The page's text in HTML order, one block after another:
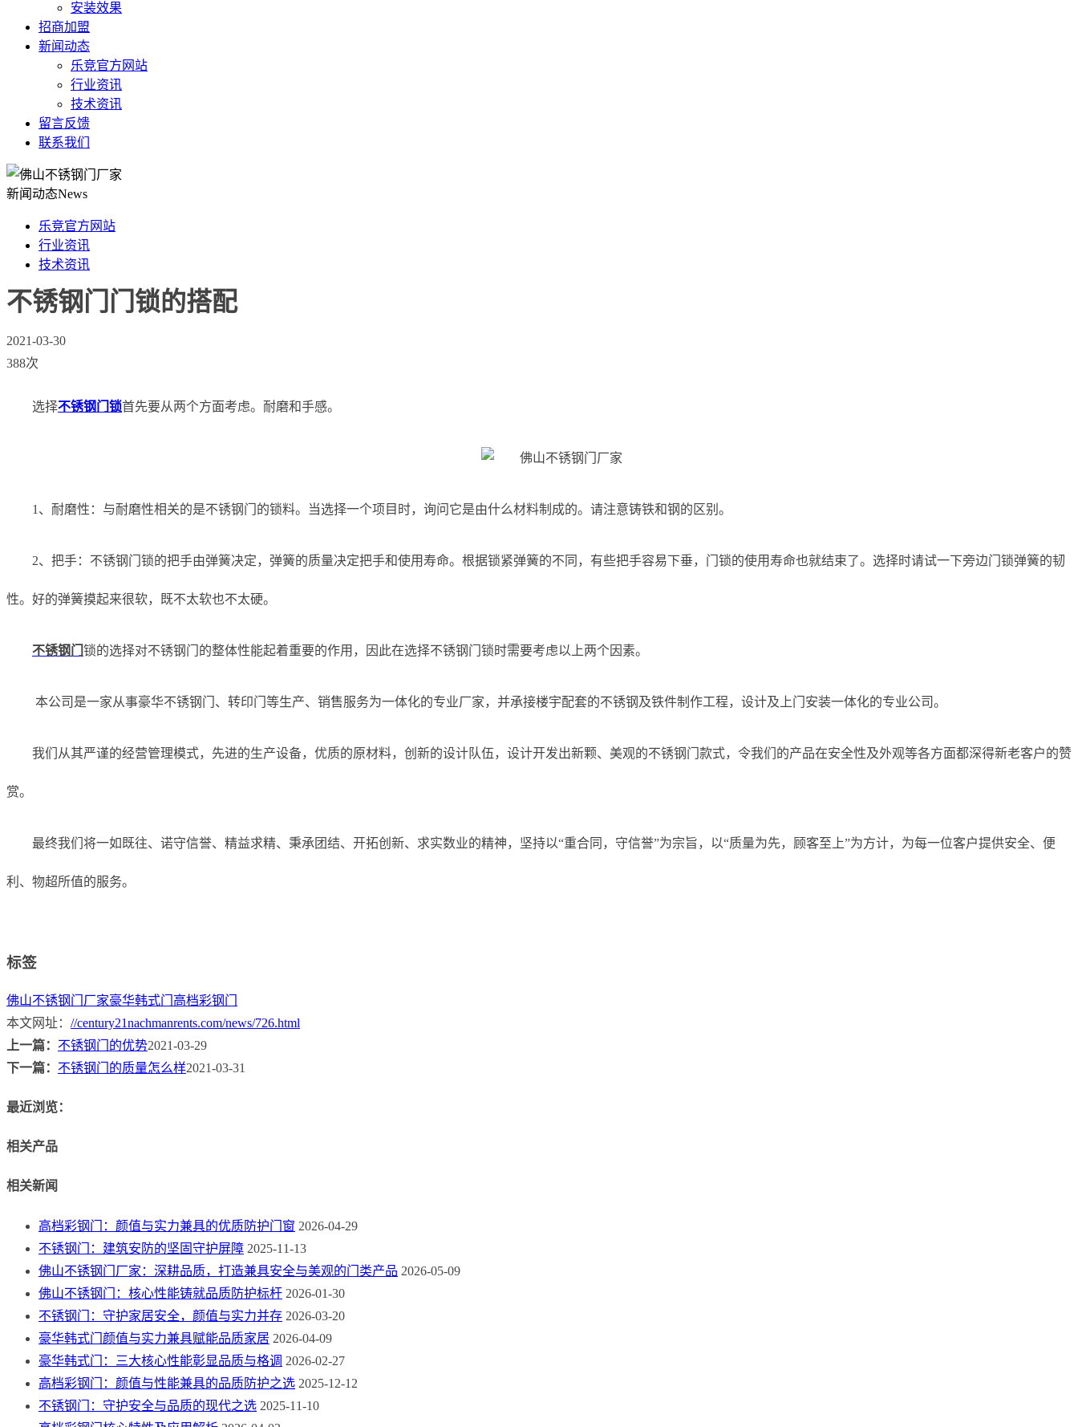
安装效果
招商加盟
新闻动态
乐竞官方网站
行业资讯
技术资讯
留言反馈
联系我们
新闻动态News
乐竞官方网站
行业资讯
技术资讯
不锈钢门门锁的搭配
2021-03-30
388次
选择不锈钢门锁首先要从两个方面考虑。耐磨和手感。
1、耐磨性：与耐磨性相关的是不锈钢门的锁料。当选择一个项目时，询问它是由什么材料制成的。请注意铸铁和钢的区别。
2、把手：不锈钢门锁的把手由弹簧决定，弹簧的质量决定把手和使用寿命。根据锁紧弹簧的不同，有些把手容易下垂，门锁的使用寿命也就结束了。选择时请试一下旁边门锁弹簧的韧
性。好的弹簧摸起来很软，既不太软也不太硬。
不锈钢门 锁的选择对不锈钢门的整体性能起着重要的作用，因此在选择不锈钢门锁时需要考虑以上两个因素。
本公司是一家从事豪华不锈钢门、转印门等生产、销售服务为一体化的专业厂家，并承接楼宇配套的不锈钢及铁件制作工程，设计及上门安装一体化的专业公司。
我们从其严谨的经营管理模式，先进的生产设备，优质的原材料，创新的设计队伍，设计开发出新颗、美观的不锈钢门款式，令我们的产品在安全性及外观等各方面都深得新老客户的赞
赏。
最终我们将一如既往、诺守信誉、精益求精、秉承团结、开拓创新、求实数业的精神，坚持以“重合同，守信誉”为宗旨，以“质量为先，顾客至上”为方计，为每一位客户提供安全、便
利、物超所值的服务。
标签
佛山不锈钢门厂家豪华韩式门 高档彩钢门
本文网址： //century21nachmanrents.com/news/726.html
上一篇： 不锈钢门的优势2021-03-29
下一篇： 不锈钢门的质量怎么样2021-03-31
最近浏览：
相关产品
相关新闻
高档彩钢门：颜值与实力兼具的优质防护门窗 2026-04-29
不锈钢门：建筑安防的坚固守护屏障 2025-11-13
佛山不锈钢门厂家：深耕品质，打造兼具安全与美观的门类产品 2026-05-09
佛山不锈钢门：核心性能铸就品质防护标杆 2026-01-30
不锈钢门：守护家居安全，颜值与实力并存 2026-03-20
豪华韩式门颜值与实力兼具赋能品质家居 2026-04-09
豪华韩式门：三大核心性能彰显品质与格调 2026-02-27
高档彩钢门：颜值与性能兼具的品质防护之选 2025-12-12
不锈钢门：守护安全与品质的现代之选 2025-11-10